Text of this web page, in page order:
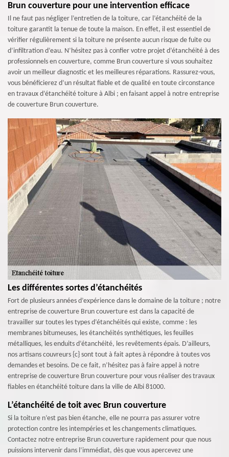
Brun couverture pour une intervention efficace
Il ne faut pas négliger l’entretien de la toiture, car l’étanchéité de la
toiture garantit la tenue de toute la maison. En effet, il est essentiel de
vérifier régulièrement si la toiture ne présente aucun risque de fuite ou
d’infiltration d’eau. N’hésitez pas à confier votre projet d’étanchéité à des
professionnels en couverture, comme Brun couverture si vous souhaitez
avoir un meilleur diagnostic et les meilleures réparations. Rassurez-vous,
vous bénéficierez d’un résultat fiable et de qualité en toute circonstance
en travaux d’étanchéité toiture à Albi ; en faisant appel à notre entreprise
de couverture Brun couverture.
Les différentes sortes d’étanchéités
Fort de plusieurs années d’expérience dans le domaine de la toiture ; notre
entreprise de couverture Brun couverture est dans la capacité de
travailler sur toutes les types d’étanchéités qui existe, comme : les
membranes bitumeuses, les étanchéités synthétiques, les feuilles
métalliques, les enduits d’étanchéité, les revêtements épais. D’ailleurs,
nos artisans couvreurs {c} sont tout à fait aptes à répondre à toutes vos
demandes et besoins. De ce fait, n’hésitez pas à faire appel à notre
entreprise de couverture Brun couverture pour vous réaliser des travaux
fiables en étanchéité toiture dans la ville de Albi 81000.
L’étanchéité de toit avec Brun couverture
Si la toiture n’est pas bien étanche, elle ne pourra pas assurer votre
protection contre les intempéries et les changements climatiques.
Contactez notre entreprise Brun couverture rapidement pour que nous
puissions intervenir dans l’immédiat, dès que vous apercevez une